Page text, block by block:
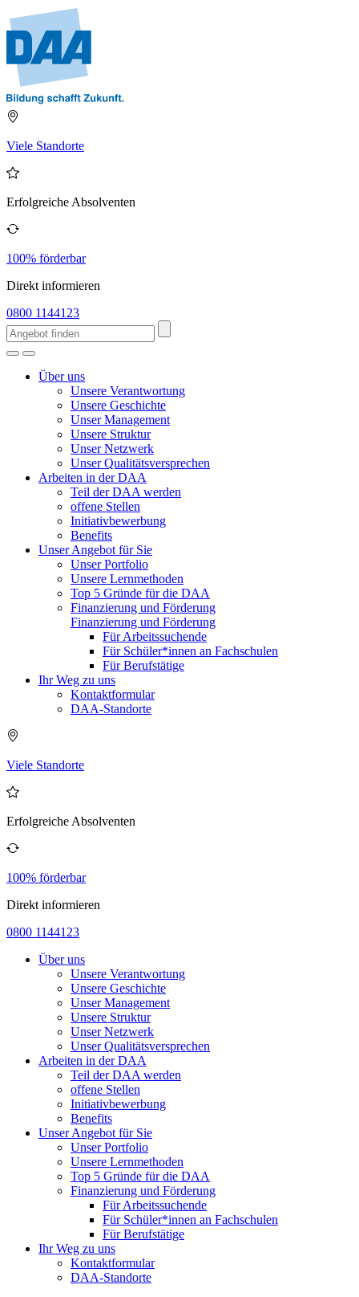
Viele Standorte
Erfolgreiche Absolventen
100% förderbar
Direkt informieren
0800 1144123
Über uns
Unsere Verantwortung
Unsere Geschichte
Unser Management
Unsere Struktur
Unser Netzwerk
Unser Qualitätsversprechen
Arbeiten in der DAA
Teil der DAA werden
offene Stellen
Initiativbewerbung
Benefits
Unser Angebot für Sie
Unser Portfolio
Unsere Lernmethoden
Top 5 Gründe für die DAA
Finanzierung und Förderung
Finanzierung und Förderung
Für Arbeitssuchende
Für Schüler*innen an Fachschulen
Für Berufstätige
Ihr Weg zu uns
Kontaktformular
DAA-Standorte
Viele Standorte
Erfolgreiche Absolventen
100% förderbar
Direkt informieren
0800 1144123
Über uns
Unsere Verantwortung
Unsere Geschichte
Unser Management
Unsere Struktur
Unser Netzwerk
Unser Qualitätsversprechen
Arbeiten in der DAA
Teil der DAA werden
offene Stellen
Initiativbewerbung
Benefits
Unser Angebot für Sie
Unser Portfolio
Unsere Lernmethoden
Top 5 Gründe für die DAA
Finanzierung und Förderung
Für Arbeitssuchende
Für Schüler*innen an Fachschulen
Für Berufstätige
Ihr Weg zu uns
Kontaktformular
DAA-Standorte